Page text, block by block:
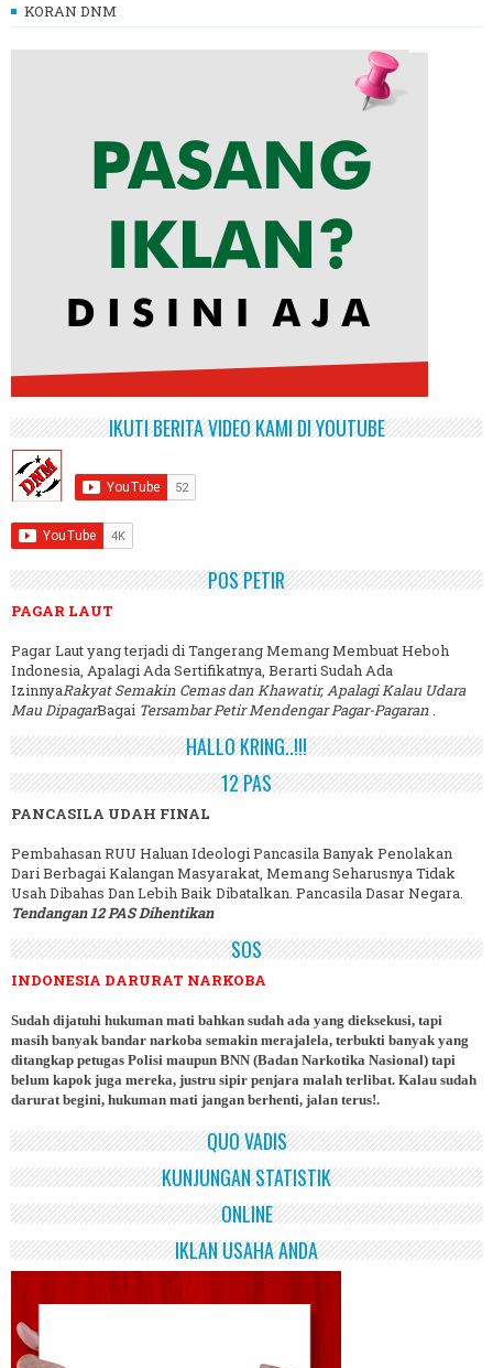
KORAN DNM
IKUTI BERITA VIDEO KAMI DI YOUTUBE
POS PETIR
PAGAR LAUT
Pagar Laut yang terjadi di Tangerang Memang Membuat Heboh
Indonesia, Apalagi Ada Sertifikatnya, Berarti Sudah Ada
IzinnyaRakyat Semakin Cemas dan Khawatir, Apalagi Kalau Udara
Mau DipagarBagai Tersambar Petir Mendengar Pagar-Pagaran.
HALLO KRING..!!!
12 PAS
PANCASILA UDAH FINAL
Pembahasan RUU Haluan Ideologi Pancasila Banyak Penolakan
Dari Berbagai Kalangan Masyarakat, Memang Seharusnya Tidak
Usah Dibahas Dan Lebih Baik Dibatalkan. Pancasila Dasar Negara.
Tendangan 12 PAS Dihentikan
SOS
INDONESIA DARURAT NARKOBA
Sudah dijatuhi hukuman mati bahkan sudah ada yang dieksekusi, tapi
masih banyak bandar narkoba semakin merajalela, terbukti banyak yang
ditangkap petugas Polisi maupun BNN (Badan Narkotika Nasional) tapi
belum kapok juga mereka, justru sipir penjara malah terlibat. Kalau sudah
darurat begini, hukuman mati jangan berhenti, jalan terus!.
QUO VADIS
KUNJUNGAN STATISTIK
ONLINE
IKLAN USAHA ANDA